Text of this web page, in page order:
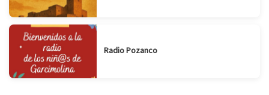
Radio Pozanco